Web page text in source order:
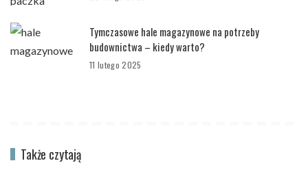
Tymczasowe hale magazynowe na potrzeby
budownictwa – kiedy warto?
11 lutego 2025
Także czytają